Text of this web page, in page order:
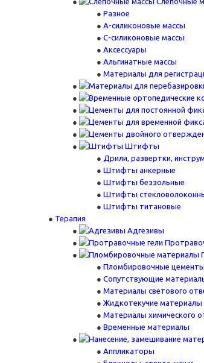
Разное
А-силиконовые массы
С-силиконовые массы
Аксессуары
Альгинатные массы
Материалы для
Штифты
Дрили, развертки,
Штифты анкерные
Штифты беззольные
Штифты
Штифты титановые
Терапия
Адгезивы
Пломбировочные цементы
Сопутствующие
Материалы светового
Жидкотекучие материалы
Материалы химического
Временные материалы
Аппликаторы